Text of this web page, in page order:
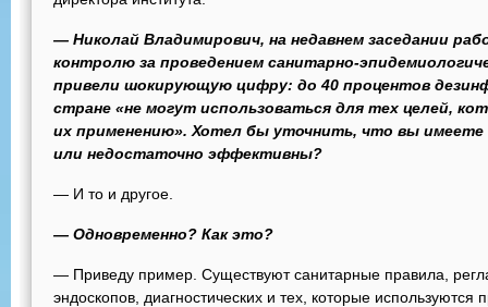
— Николай Владимирович, на недавнем заседании
контролю за проведением санитарно-
привели шокирующую цифру: до 40 процентов
стране «не могут использоваться для тех целей,
их применению». Хотел бы уточнить, что вы
или недостаточно эффективны?
— И то и другое.
— Одновременно? Как это?
— Приведу пример. Существуют санитарные правила,
эндоскопов, диагностических и тех, которые